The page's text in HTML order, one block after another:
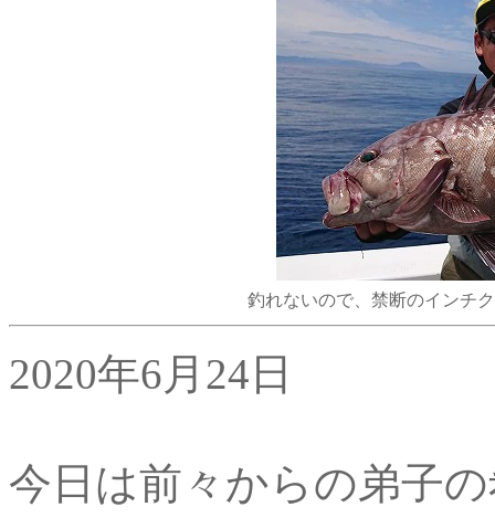
釣れないので、禁断のインチ
2020年6月24日
今日は前々からの弟子